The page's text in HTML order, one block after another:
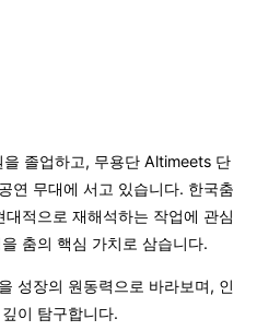
졸업하고, 무용단 Altimeets 단
연 무대에 서고 있습니다. 한국춤
적으로 재해석하는 작업에 관심
춤의 핵심 가치로 삼습니다.
성장의 원동력으로 바라보며, 인
이 탐구합니다.